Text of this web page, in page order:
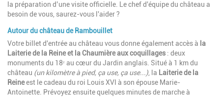
la préparation d’une visite officielle. Le chef d'équipe du château a
besoin de vous, saurez-vous l'aider ?
Autour du château de Rambouillet
Votre billet d'entrée au château vous donne également accès à la
Laiterie de la Reine et la Chaumière aux coquillages : deux
monuments du 18ᵉ au cœur du Jardin anglais. Situé à 1 km du
château (un kilomètre à pied, ça use, ça use...) , la Laiterie de la
Reineest le cadeau du roi Louis XVI à son épouse Marie-
Antoinette. Prévoyez ensuite quelques minutes de marche à